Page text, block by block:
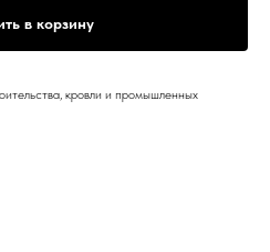
в корзину
кровли и промышленных